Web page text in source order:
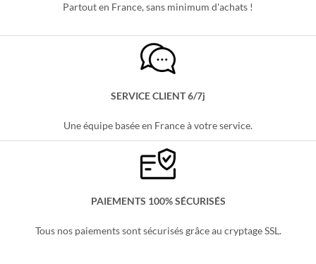
Partout en France, sans minimum d'achats !
SERVICE CLIENT 6/7j
Une équipe basée en France à votre service.
PAIEMENTS 100% SÉCURISÉS
Tous nos paiements sont sécurisés grâce au cryptage SSL.